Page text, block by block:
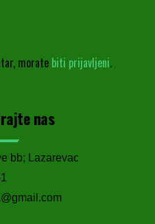
morate biti prijavljeni.
nas
bb; Lazarevac